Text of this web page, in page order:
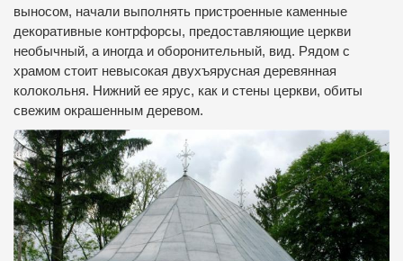
выносом, начали выполнять пристроенные каменные
декоративные контрфорсы, предоставляющие церкви
необычный, а иногда и оборонительный, вид. Рядом с
храмом стоит невысокая двухъярусная деревянная
колокольня. Нижний ее ярус, как и стены церкви, обиты
свежим окрашенным деревом.